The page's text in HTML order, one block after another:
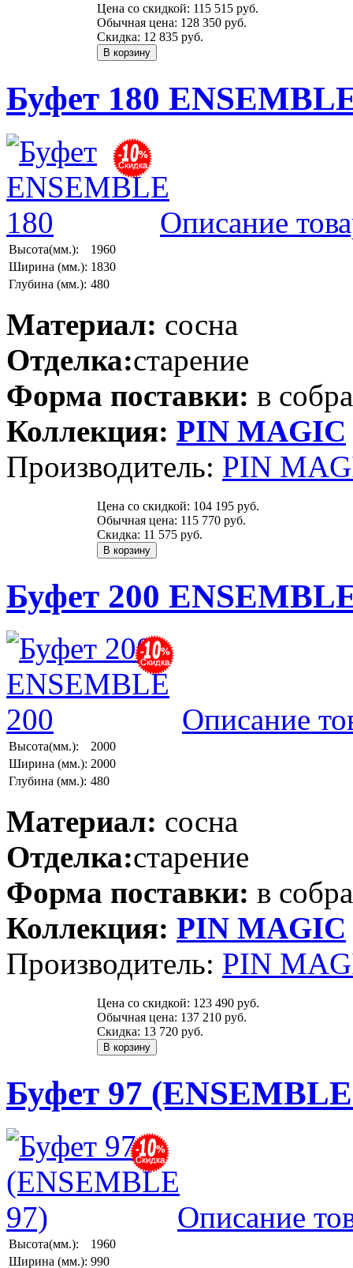
Цена со скидкой: 115 515 руб.
Обычная цена: 128 350 руб.
Скидка: 12 835 руб.
Буфет 180
Описание
Высота(мм.):
1960
Ширина (мм.): 1830
Глубина (мм.): 480
Материал: сосна
Отделка:старение
Форма поставки: в
Коллекция: PIN MAGIС
Производитель: PIN
Цена со скидкой: 104 195 руб.
Обычная цена: 115 770 руб.
Скидка: 11 575 руб.
Буфет 200
Описание
Высота(мм.):
2000
Ширина (мм.): 2000
Глубина (мм.): 480
Материал: сосна
Отделка:старение
Форма поставки: в
Коллекция: PIN MAGIС
Производитель: PIN
Цена со скидкой: 123 490 руб.
Обычная цена: 137 210 руб.
Скидка: 13 720 руб.
Буфет 97
Описание
Высота(мм.):
1960
Ширина (мм.): 990